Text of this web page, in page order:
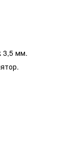
3,5 мм.